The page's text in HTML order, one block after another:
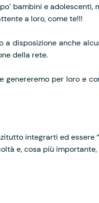
bambini e adolescenti,
a loro, come te!!!
a disposizione anche
della rete.
genereremo per loro e
integrarti ed essere
e, cosa più